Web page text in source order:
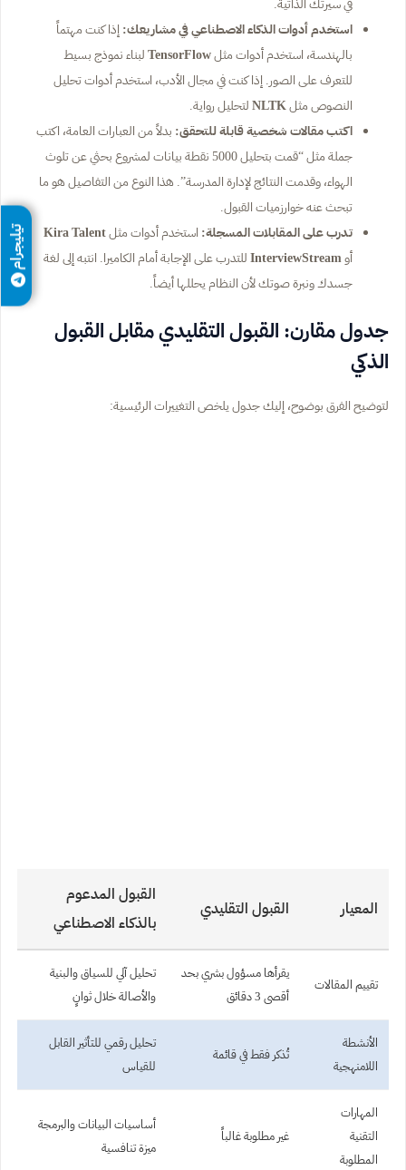
في سيرتك الذاتية.
استخدم أدوات الذكاء الاصطناعي في مشاريعك:إذا كنت مهتماً
بالهندسة، استخدم أدوات مثلTensorFlowلبناء نموذج بسيط
للتعرف على الصور. إذا كنت في مجال الأدب، استخدم أدوات تحليل
النصوص مثلNLTKلتحليل رواية.
اكتب مقالات شخصية قابلة للتحقق: بدلاً من العبارات العامة، اكتب
جملة مثل “قمت بتحليل 5000 نقطة بيانات لمشروع بحثي عن تلوث
الهواء، وقدمت النتائج لإدارة المدرسة”. هذا النوع من التفاصيل هو ما
تبحث عنه خوارزميات القبول.
تدرب على المقابلات المسجلة: استخدم أدوات مثلKira Talent
أوInterviewStreamللتدرب على الإجابة أمام الكاميرا. انتبه إلى لغة
جسدك ونبرة صوتك لأن النظام يحللها أيضاً.
جدول مقارن: القبول التقليدي مقابل القبول
الذكي
لتوضيح الفرق بوضوح، إليك جدول يلخص التغييرات الرئيسية:
المعيار القبول التقليدي
القبول المدعوم
بالذكاء الاصطناعي
تقييم المقالات
يقرأها مسؤول بشري بحد
أقصى 3 دقائق
تحليل آلي للسياق والبنية
والأصالة خلال ثوانٍ
الأنشطة
اللامنهجية
تُذكر فقط في قائمة
تحليل رقمي للتأثير القابل
للقياس
المهارات
التقنية
المطلوبة
غير مطلوبة غالباً
أساسيات البيانات والبرمجة
ميزة تنافسية
تيليجرام